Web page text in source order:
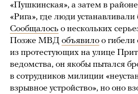
«Пушкинская», а затем в
«Рига», где люди
Сообщалось о нескольких
Позже МВД объявило о гибели
из протестующих на улице
ведомства, он якобы пытался
в сотрудников милиции
взрывное устройство», но оно